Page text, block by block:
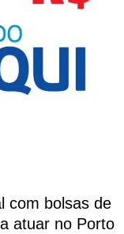
com bolsas de
atuar no Porto